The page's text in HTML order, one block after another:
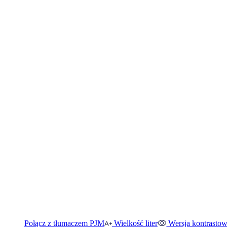
Połącz z tłumaczem PJM Wielkość liter Wersja